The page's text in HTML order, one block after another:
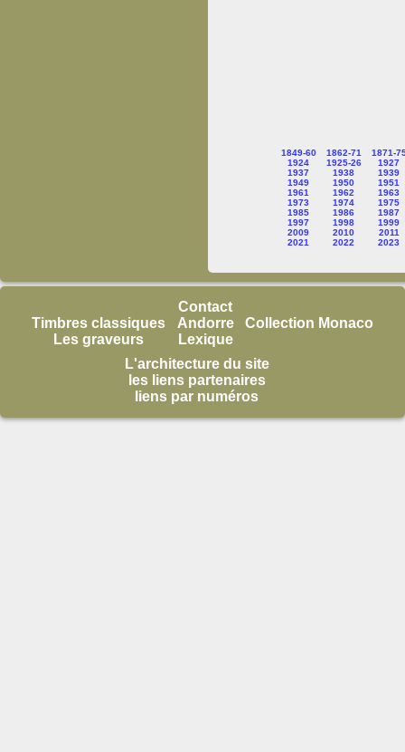
1849-60 1862-71
1871-
1924
1925-26
1927
1937
1938
1939
1949
1950
1951
1961
1962
1963
1973
1974
1975
1985
1986
1987
1997
1998
1999
2009
2010
2011
2021
2022 2023
Timbres classiques
Les graveurs
Contact
Andorre
Lexique
Collection Monaco
L'architecture du site
les liens partenaires
liens par numéros